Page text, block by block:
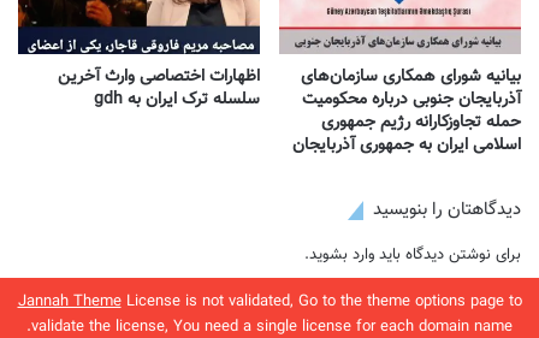
Jannah ThemeLicense is not validated, Go to the theme options page to
validate the license, You need a single license for each domain name.
بیانیه شورای همکاری سازمان‌های
آذربایجان جنوبی درباره محکومیت
حمله تجاوزکارانه رژیم جمهوری
اسلامی ایران به جمهوری آذربایجان
اظهارات اختصاصی وارث آخرین
سلسله ترک ایران به gdh
دیدگاهتان را بنویسید
برای نوشتن دیدگاه باید وارد بشوید.